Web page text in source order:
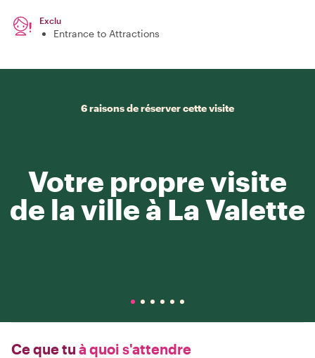
Exclu
Entrance to Attractions
6 raisons de réserver cette visite
Votre propre visite
de la ville à La Valette
Ce que tu à quoi s'attendre